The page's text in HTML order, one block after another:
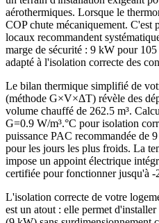
aérothermiques. Lorsque le
COP chute mécaniquement. C'est
locaux recommandent
marge de sécurité : 9 kW pour
adapté à l'isolation correcte des
Le bilan thermique simplifié de
(méthode G×V×ΔT) révèle des
volume chauffé de 262.5 m³.
G=0.9 W/m³.°C pour isolation
puissance PAC recommandée de
pour les jours les plus froids. La
impose un appoint électrique
certifiée pour fonctionner jusqu'à -
L'isolation correcte de votre
est un atout : elle permet